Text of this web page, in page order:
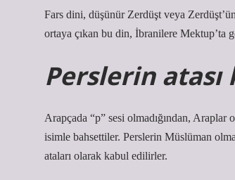
Fars dini, düşünür Zerdüşt veya
ortaya çıkan bu din, İbranilere Mektup’ta
Perslerin
Arapçada “p” sesi olmadığından, Araplar
isimle bahsettiler. Perslerin Müslüman
ataları olarak kabul edilirler.